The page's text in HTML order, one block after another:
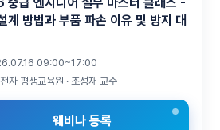
급 엔지니어 실무 마스터 클래스 -
계 방법과 부품 파손 이유 및 방지 대
09:00~17:00
자 평생교육원 · 조성재 교수
웨비나 등록